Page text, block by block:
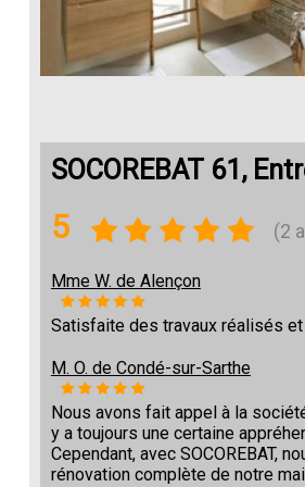
SOCOREBAT 61,
5 (2
Mme W. de Alençon
Satisfaite des travaux réalisés
M. O. de Condé-sur-Sarthe
Nous avons fait appel à la
y a toujours une certaine
Cependant, avec SOCOREBAT,
rénovation complète de notre